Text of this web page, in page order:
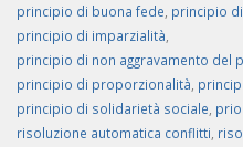
principio di buona fede principio
principio di imparzialità
principio di non aggravamento del
principio di proporzionalità
principio di solidarietà sociale
risoluzione automatica conflitti